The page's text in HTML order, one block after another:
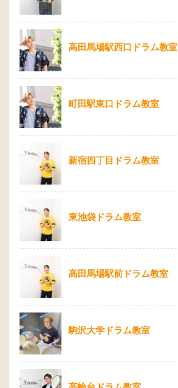
高田馬場駅西口ドラム教室
町田駅東口ドラム教室
新宿四丁目ドラム教室
東池袋ドラム教室
高田馬場駅前ドラム教室
駒沢大学ドラム教室